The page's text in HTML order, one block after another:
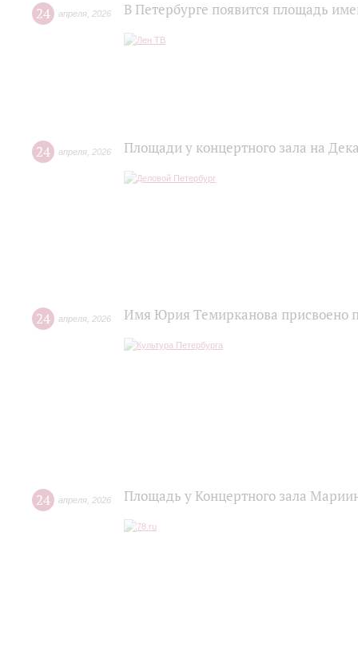
24 апреля 2026 В Петербурге появится площадь
24 апреля 2026 Площади у концертного зала на
24 апреля 2026 Имя Юрия Темирканова присвоено
24 апреля 2026 Площадь у Концертного зала